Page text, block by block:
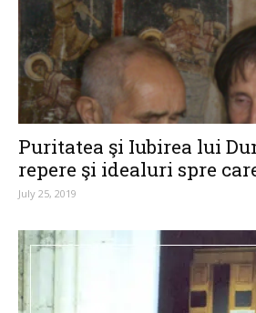
Puritatea şi Iubirea lui
repere şi idealuri spre
July 25, 2019